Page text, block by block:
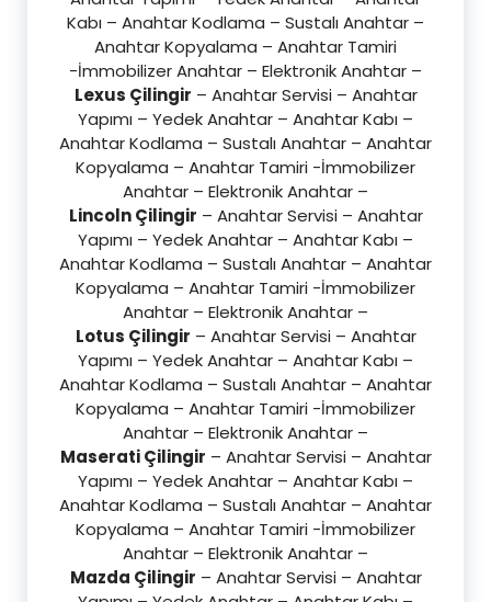
Kabı – Anahtar Kodlama – Sustalı Anahtar –
Anahtar Kopyalama – Anahtar Tamiri
-İmmobilizer Anahtar – Elektronik Anahtar –
Lexus Çilingir – Anahtar Servisi – Anahtar
Yapımı – Yedek Anahtar – Anahtar Kabı –
Anahtar Kodlama – Sustalı Anahtar – Anahtar
Kopyalama – Anahtar Tamiri -İmmobilizer
Anahtar – Elektronik Anahtar –
Lincoln Çilingir – Anahtar Servisi – Anahtar
Yapımı – Yedek Anahtar – Anahtar Kabı –
Anahtar Kodlama – Sustalı Anahtar – Anahtar
Kopyalama – Anahtar Tamiri -İmmobilizer
Anahtar – Elektronik Anahtar –
Lotus Çilingir – Anahtar Servisi – Anahtar
Yapımı – Yedek Anahtar – Anahtar Kabı –
Anahtar Kodlama – Sustalı Anahtar – Anahtar
Kopyalama – Anahtar Tamiri -İmmobilizer
Anahtar – Elektronik Anahtar –
Maserati Çilingir – Anahtar Servisi – Anahtar
Yapımı – Yedek Anahtar – Anahtar Kabı –
Anahtar Kodlama – Sustalı Anahtar – Anahtar
Kopyalama – Anahtar Tamiri -İmmobilizer
Anahtar – Elektronik Anahtar –
Mazda Çilingir – Anahtar Servisi – Anahtar